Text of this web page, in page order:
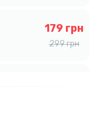
179 грн
299 грн